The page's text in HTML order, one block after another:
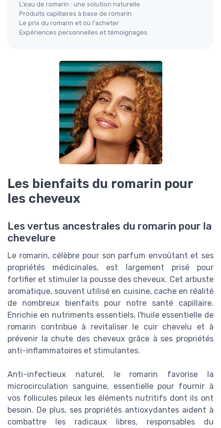
L'eau de romarin : une solution naturelle
Produits capillaires à base de romarin
Le prix du romarin et où l'acheter
Expériences personnelles et témoignages
Les bienfaits du romarin pour
les cheveux
Les vertus ancestrales du romarin pour la
chevelure
Le romarin, célèbre pour son parfum envoûtant et ses
propriétés médicinales, est largement prisé pour
fortifier et stimuler la pousse des cheveux. Cet arbuste
aromatique, souvent utilisé en cuisine, cache en réalité
de nombreux bienfaits pour notre santé capillaire.
Enrichie en nutriments essentiels, l'huile essentielle de
romarin contribue à revitaliser le cuir chevelu et à
prévenir la chute des cheveux grâce à ses propriétés
anti-inflammatoires et stimulantes.
Anti-infectieux naturel, le romarin favorise la
microcirculation sanguine, essentielle pour fournir à
vos follicules pileux les éléments nutritifs dont ils ont
besoin. De plus, ses propriétés antioxydantes aident à
combattre les radicaux libres, responsables du